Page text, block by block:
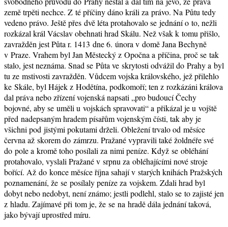
země trpěti nechce. Z té příčiny dáno králi za právo. Na Půtu tedy
vedeno právo. Ještě přes dvě léta protahovalo se jednání o to, nežli
rozkázal král Vácslav obehnati hrad Skálu. Než však k tomu přišlo,
zavražděn jest Půta r. 1413 dne 6. února v domě Jana Bechyně
v Praze. Vrahem byl Jan Městecký z Opočna a příčina, proč se tak
stalo, jest neznáma. Snad se Půta ve skrytosti odvážil do Prahy a byl
tu ze mstivosti zavražděn. Vůdcem vojska královského, jež přilehlo
ke Skále, byl Hájek z Hodětína, podkomoří; ten z rozkázáni králova
dal práva nebo zřízení vojenská napsati „pro budoucí Čechy
bojovné, aby se uměli u vojskách spravovati“ a přikázal je u vojště
před nadepsaným hradem písařům vojenským čísti, tak aby je
všichni pod jistými pokutami drželi. Obležení trvalo od měsíce
června až skorem do zámrzu. Pražané vypravili také žoldnéře své
do pole a kromě toho posílali za nimi peníze. Když se obléhání
protahovalo, vyslali Pražané v srpnu za obléhajícími nové stroje
bořící. Až do konce měsíce října sahají v starých knihách Pražských
poznamenání, že se posílaly peníze za vojskem. Zdali hrad byl
dobyt nebo nedobyt, není známo; jestli podlehl, stalo se to zajisté jen
z hladu. Zajímavé při tom je, že se na hradě dála jednání taková,
jako bývají uprostřed míru.